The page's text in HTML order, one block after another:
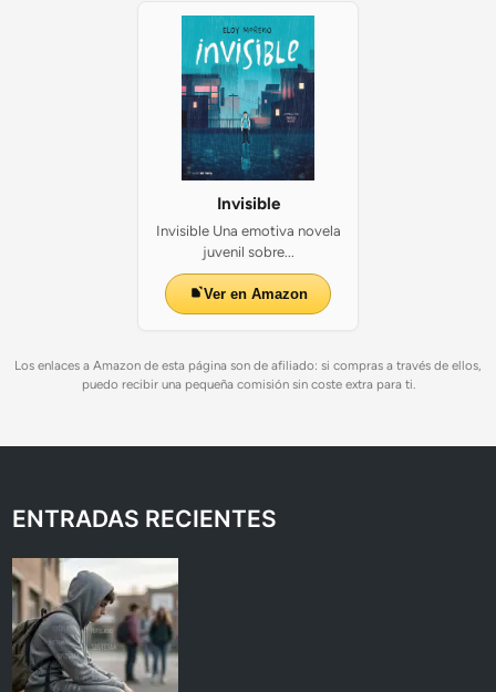
Invisible
Invisible Una emotiva novela
juvenil sobre...
Ver en Amazon
Los enlaces a Amazon de esta página son de afiliado: si compras a través de ellos,
puedo recibir una pequeña comisión sin coste extra para ti.
ENTRADAS RECIENTES